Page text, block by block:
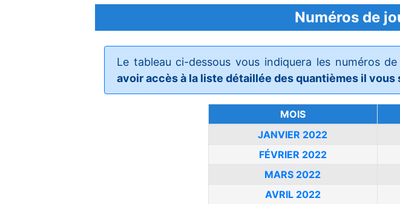
Numéros de
Le tableau ci-dessous vous indiquera les numéros
avoir accès à la liste détaillée des quantièmes il
MOIS
JANVIER 2022
FÉVRIER 2022
MARS 2022
AVRIL 2022